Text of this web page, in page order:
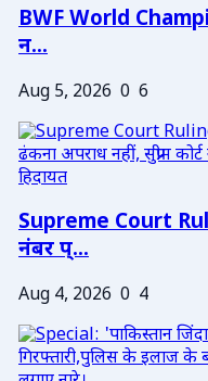
BWF World
न...
Aug 5, 2026 0 6
Supreme Court
नंबर प्...
Aug 4, 2026 0 4